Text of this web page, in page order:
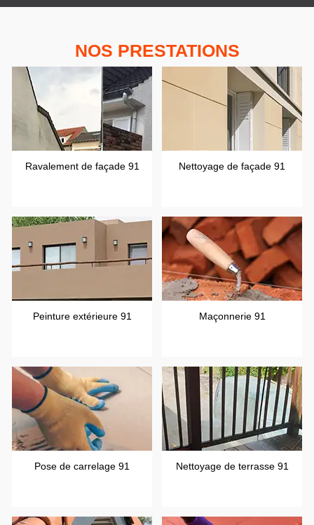
NOS PRESTATIONS
Ravalement de façade 91 Nettoyage de façade 91
Peinture extérieure 91 Maçonnerie 91
Pose de carrelage 91 Nettoyage de terrasse 91